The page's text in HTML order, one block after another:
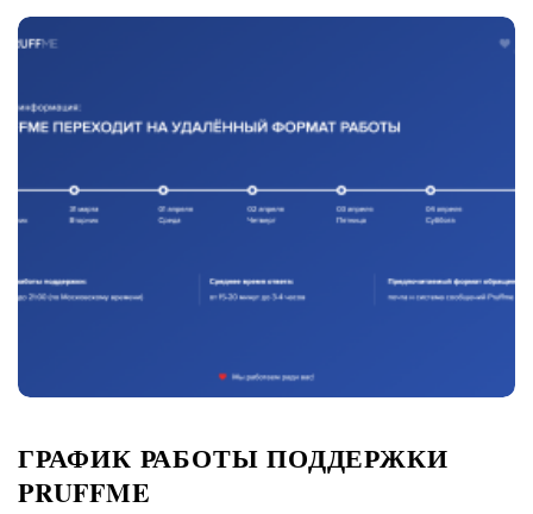
ГРАФИК РАБОТЫ ПОДДЕРЖКИ
PRUFFME